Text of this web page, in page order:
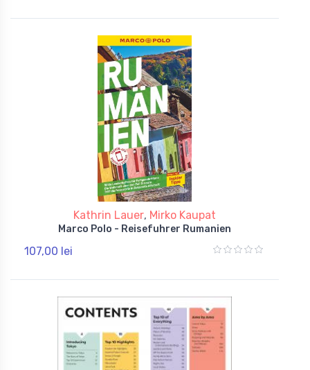
Kathrin Lauer, Mirko Kaupat
Marco Polo - Reisefuhrer Rumanien
107,00 lei